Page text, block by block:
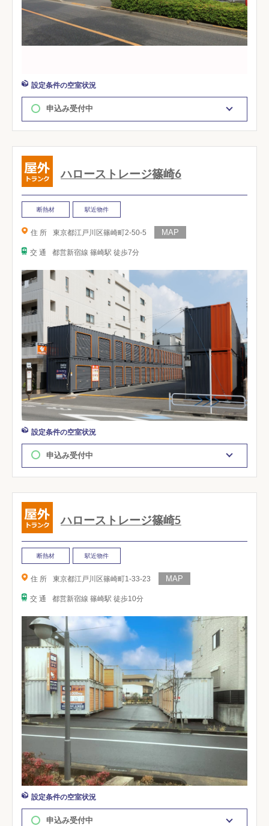
設定条件の空室状況
申込み受付中
ハローストレージ篠崎6
断熱材 駅近物件
住 所 東京都江戸川区篠崎町2-50-5
交 通 都営新宿線 篠崎駅 徒歩7分
設定条件の空室状況
申込み受付中
ハローストレージ篠崎5
断熱材 駅近物件
住 所 東京都江戸川区篠崎町1-33-23
交 通 都営新宿線 篠崎駅 徒歩10分
設定条件の空室状況
申込み受付中